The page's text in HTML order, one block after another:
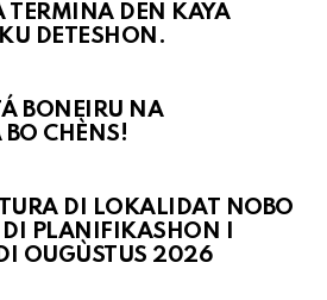
TERMINA DEN KAYA
DETESHON.
BONEIRU NA
BO CHÈNS!
DI LOKALIDAT NOBO
PLANIFIKASHON I
OUGÙSTUS 2026